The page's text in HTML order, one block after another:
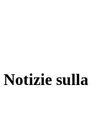
Notizie sulla